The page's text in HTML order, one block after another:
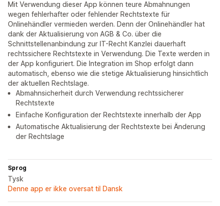
Mit Verwendung dieser App können teure Abmahnungen
wegen fehlerhafter oder fehlender Rechtstexte für
Onlinehändler vermieden werden. Denn der Onlinehändler hat
dank der Aktualisierung von AGB & Co. über die
Schnittstellenanbindung zur IT-Recht Kanzlei dauerhaft
rechtssichere Rechtstexte in Verwendung. Die Texte werden in
der App konfiguriert. Die Integration im Shop erfolgt dann
automatisch, ebenso wie die stetige Aktualisierung hinsichtlich
der aktuellen Rechtslage.
Abmahnsicherheit durch Verwendung rechtssicherer
Rechtstexte
Einfache Konfiguration der Rechtstexte innerhalb der App
Automatische Aktualisierung der Rechtstexte bei Änderung
der Rechtslage
Sprog
Tysk
Denne app er ikke oversat til Dansk